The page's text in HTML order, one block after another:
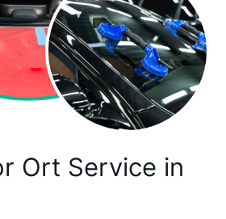
Ort Service in